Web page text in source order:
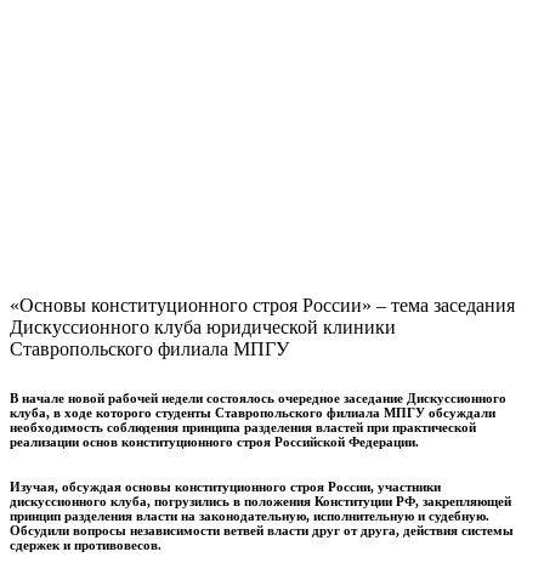
«Основы конституционного строя России» – тема заседания
Дискуссионного клуба юридической клиники
Ставропольского филиала МПГУ
В начале новой рабочей недели состоялось очередное заседание Дискуссионного
клуба, в ходе которого студенты Ставропольского филиала МПГУ обсуждали
необходимость соблюдения принципа разделения властей при практической
реализации основ конституционного строя Российской Федерации.
Изучая, обсуждая основы конституционного строя России, участники
дискуссионного клуба, погрузились в положения Конституции РФ, закрепляющей
принцип разделения власти на законодательную, исполнительную и судебную.
Обсудили вопросы независимости ветвей власти друг от друга, действия системы
сдержек и противовесов.